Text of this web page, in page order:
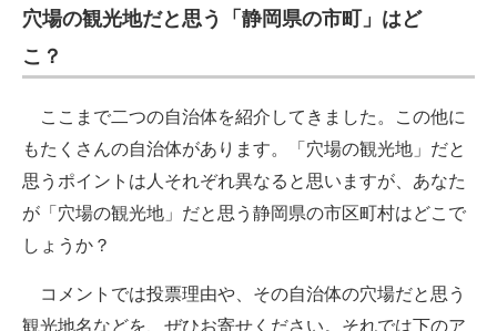
穴場の観光地だと思う「静岡県の市町」はど
こ？
ここまで二つの自治体を紹介してきました。この他に
もたくさんの自治体があります。「穴場の観光地」だと
思うポイントは人それぞれ異なると思いますが、あなた
が「穴場の観光地」だと思う静岡県の市区町村はどこで
しょうか？
コメントでは投票理由や、その自治体の穴場だと思う
観光地名などを、ぜひお寄せください。それでは下のア